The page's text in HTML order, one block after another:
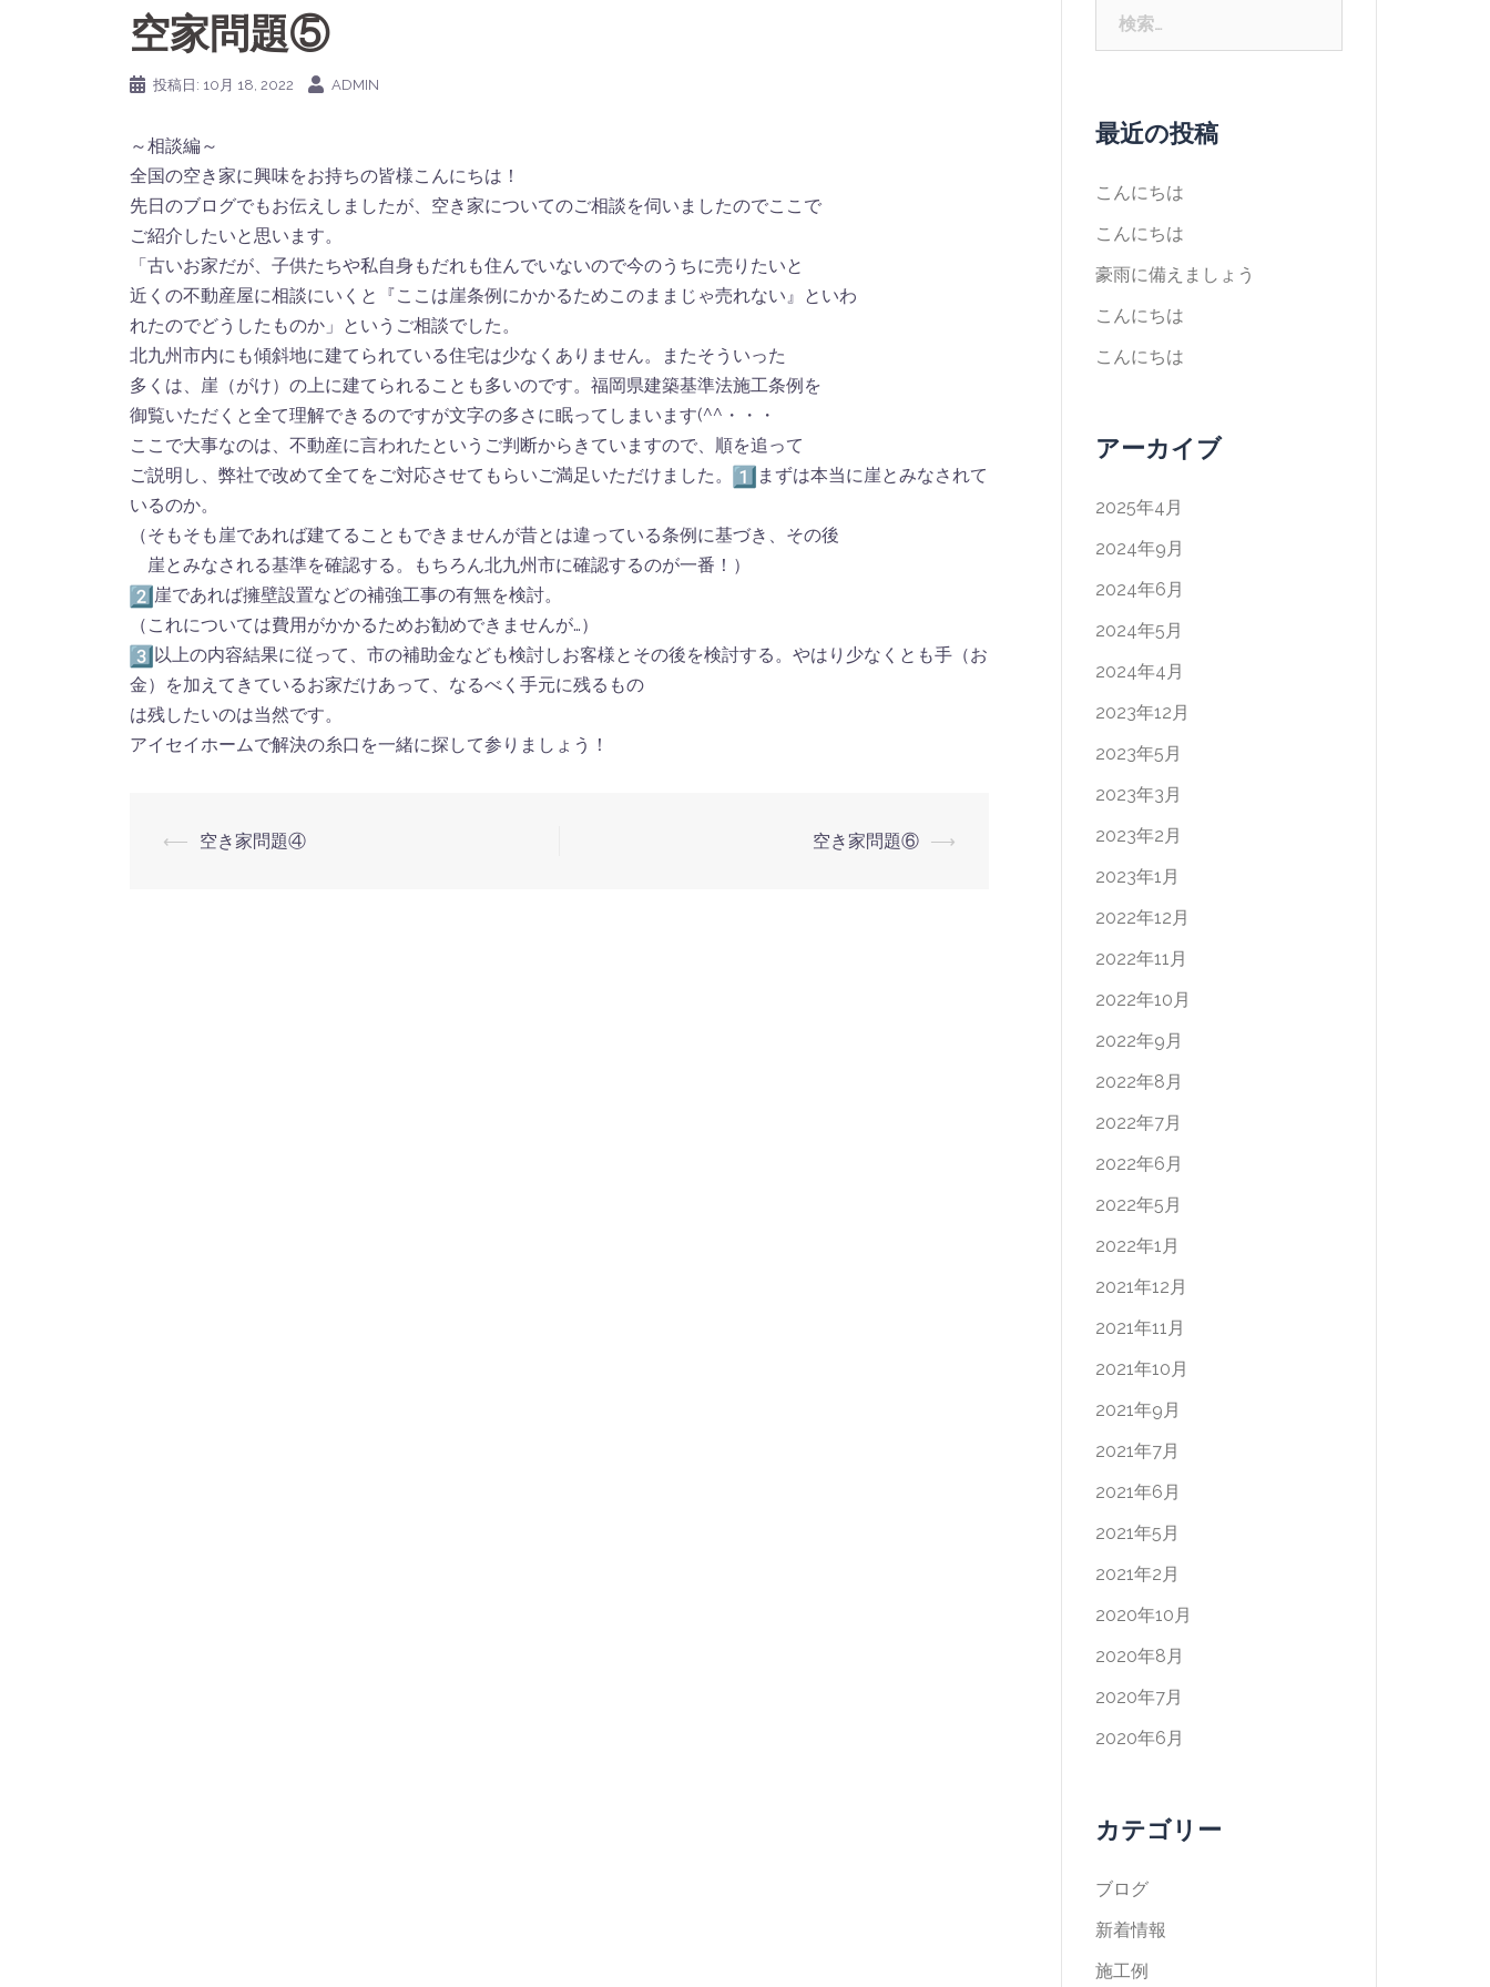
空家問題⑤
投稿日: 10月 18, 2022 ADMIN
～相談編～
全国の空き家に興味をお持ちの皆様こんにちは！
先日のブログでもお伝えしましたが、空き家についてのご相談を伺いましたのでここで
ご紹介したいと思います。
「古いお家だが、子供たちや私自身もだれも住んでいないので今のうちに売りたいと
近くの不動産屋に相談にいくと『ここは崖条例にかかるためこのままじゃ売れない』といわ
れたのでどうしたものか」というご相談でした。
北九州市内にも傾斜地に建てられている住宅は少なくありません。またそういった
多くは、崖（がけ）の上に建てられることも多いのです。福岡県建築基準法施工条例を
御覧いただくと全て理解できるのですが文字の多さに眠ってしまいます(^^・・・
ここで大事なのは、不動産に言われたというご判断からきていますので、順を追って
ご説明し、弊社で改めて全てをご対応させてもらいご満足いただけました。
まずは本当に崖とみなされて
いるのか。
（そもそも崖であれば建てることもできませんが昔とは違っている条例に基づき、その後
崖とみなされる基準を確認する。もちろん北九州市に確認するのが一番！）
崖であれば擁壁設置などの補強工事の有無を検討。
（これについては費用がかかるためお勧めできませんが…）
以上の内容結果に従って、市の補助金なども検討しお客様とその後を検討する。やはり少なくとも手（お
金）を加えてきているお家だけあって、なるべく手元に残るもの
は残したいのは当然です。
アイセイホームで解決の糸口を一緒に探して参りましょう！
⟵ 空き家問題④ 空き家問題⑥ ⟶
最近の投稿
こんにちは
こんにちは
豪雨に備えましょう
こんにちは
こんにちは
アーカイブ
2025年4月
2024年9月
2024年6月
2024年5月
2024年4月
2023年12月
2023年5月
2023年3月
2023年2月
2023年1月
2022年12月
2022年11月
2022年10月
2022年9月
2022年8月
2022年7月
2022年6月
2022年5月
2022年1月
2021年12月
2021年11月
2021年10月
2021年9月
2021年7月
2021年6月
2021年5月
2021年2月
2020年10月
2020年8月
2020年7月
2020年6月
カテゴリー
ブログ
新着情報
施工例